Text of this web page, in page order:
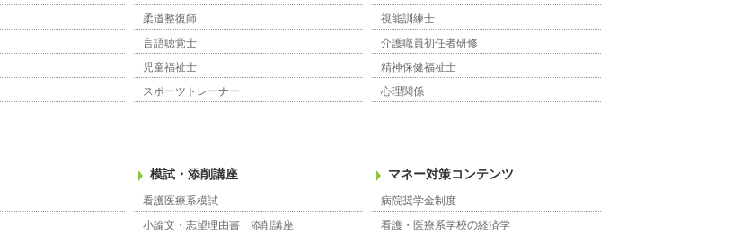
柔道整復師
視能訓練士
言語聴覚士
介護職員初任者研修
児童福祉士
精神保健福祉士
スポーツトレーナー
心理関係
模試・添削講座
看護医療系模試
小論文・志望理由書 添削講座
マネー対策コンテンツ
病院奨学金制度
看護・医療系学校の経済学